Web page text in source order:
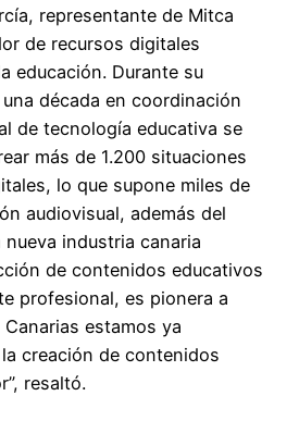
representante de Mitca
de recursos digitales
educación. Durante su
década en coordinación
de tecnología educativa se
más de 1.200 situaciones
lo que supone miles de
audiovisual, además del
industria canaria
de contenidos educativos
profesional, es pionera a
Canarias estamos ya
creación de contenidos
resaltó.